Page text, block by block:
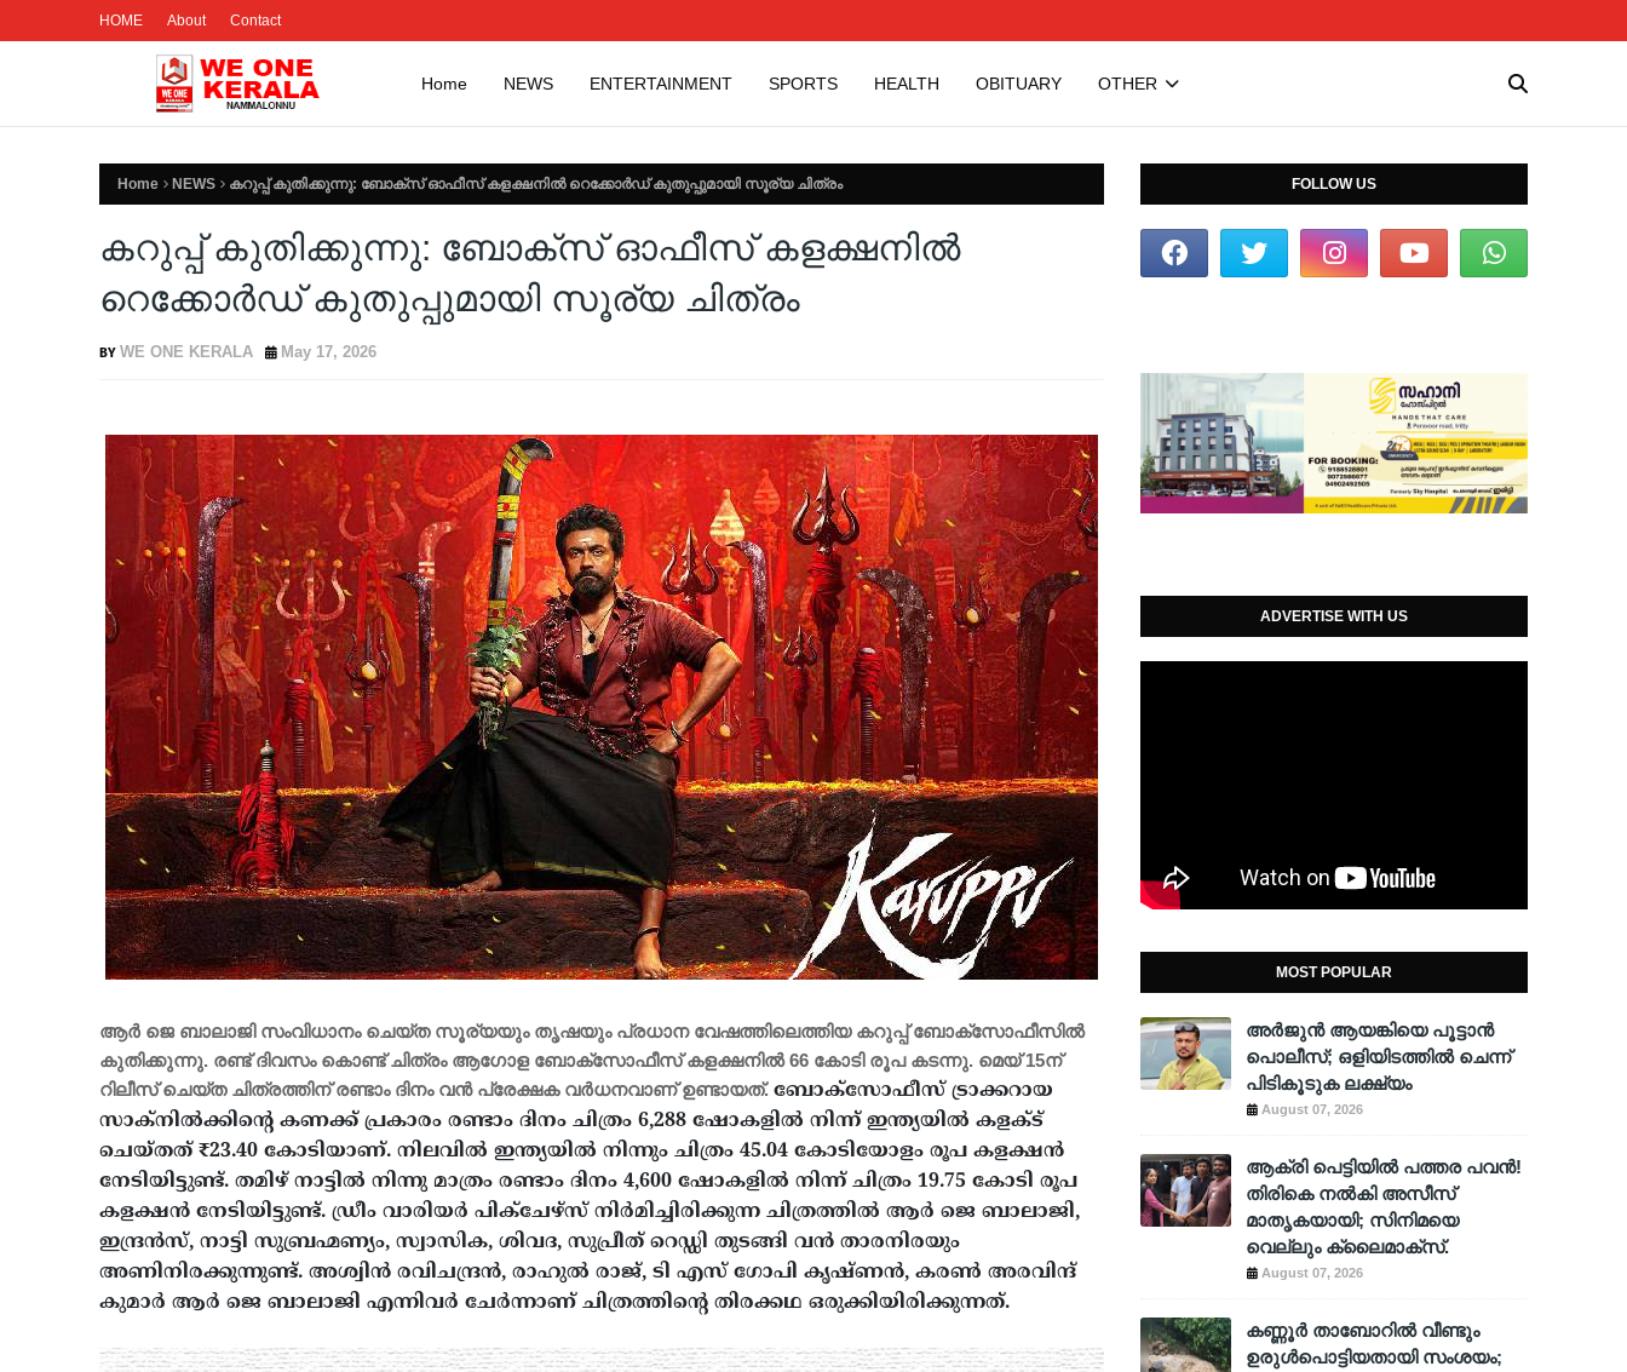
HOME About Contact
Home NEWS ENTERTAINMENT SPORTS HEALTH OBITUARY OTHER
Home NEWS കറുപ്പ് കുതിക്കുന്നു: ബോക്സ് ഓഫീസ് കളക്ഷനിൽ റെക്കോർഡ് കുതുപ്പുമായി സൂര്യ ചിത്രം
കറുപ്പ് കുതിക്കുന്നു: ബോക്സ് ഓഫീസ് കളക്ഷനിൽ
റെക്കോർഡ് കുതുപ്പുമായി സൂര്യ ചിത്രം
WE ONE KERALA May 17, 2026
ആർ ജെ ബാലാജി സംവിധാനം ചെയ്ത സൂര്യയും തൃഷയും പ്രധാന വേഷത്തിലെത്തിയ കറുപ്പ് ബോക്സോഫീസിൽ
കുതിക്കുന്നു. രണ്ട് ദിവസം കൊണ്ട് ചിത്രം ആ​ഗോള ബോക്സോഫീസ് കളക്ഷനിൽ 66 കോടി രൂപ കടന്നു. മെയ് 15ന്
റിലീസ് ചെയ്ത ചിത്രത്തിന് രണ്ടാം ദിനം വൻ പ്രേക്ഷക വർധനവാണ് ഉണ്ടായത്. ബോക്സോഫീസ് ട്രാക്കറായ
സാക്നിൽക്കിന്റെ കണക്ക് പ്രകാരം രണ്ടാം ദിനം ചിത്രം 6,288 ഷോകളിൽ നിന്ന് ഇന്ത്യയിൽ കളക്ട്
ചെയ്തത് ₹23.40 കോടിയാണ്. നിലവിൽ ഇന്ത്യയിൽ നിന്നും ചിത്രം 45.04 കോടിയോളം രൂപ കളക്ഷൻ
നേടിയിട്ടുണ്ട്. തമിഴ് നാട്ടിൽ നിന്നു മാത്രം രണ്ടാം ദിനം 4,600 ഷോകളിൽ നിന്ന് ചിത്രം 19.75 കോടി രൂപ
കളക്ഷൻ നേടിയിട്ടുണ്ട്. ഡ്രീം വാരിയർ പിക്‌ചേഴ്‌സ് നിർമിച്ചിരിക്കുന്ന ചിത്രത്തിൽ ആർ ജെ ബാലാജി,
ഇന്ദ്രൻസ്, നാട്ടി സുബ്രഹ്മണ്യം, സ്വാസിക, ശിവദ, സുപ്രീത് റെഡ്ഡി തുടങ്ങി വൻ താരനിരയും
അണിനിരക്കുന്നുണ്ട്. അശ്വിൻ രവിചന്ദ്രൻ, രാഹുൽ രാജ്, ടി എസ് ഗോപി കൃഷ്ണൻ, കരൺ അരവിന്ദ്
കുമാർ ആർ ജെ ബാലാജി എന്നിവർ ചേർന്നാണ് ചിത്രത്തിന്റെ തിരക്കഥ ഒരുക്കിയിരിക്കുന്നത്.
FOLLOW US
ADVERTISE WITH US
MOST POPULAR
അര്‍ജുന്‍ ആയങ്കിയെ പൂട്ടാന്‍
പൊലീസ്; ഒളിയിടത്തില്‍ ചെന്ന്
പിടികൂടുക ലക്ഷ്യം
August 07, 2026
ആക്രി പെട്ടിയിൽ പത്തര പവൻ!
തിരികെ നൽകി അസീസ്
മാതൃകയായി; സിനിമയെ
വെല്ലും ക്ലൈമാക്സ്.
August 07, 2026
കണ്ണൂർ താബോറിൽ വീണ്ടും
ഉരുൾപൊട്ടിയതായി സംശയം;